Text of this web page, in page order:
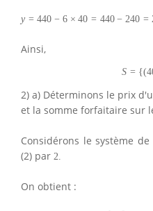
y = 440 − 6 × 40 = 440 − 240 =
Ainsi,
S = {(
2) a) Déterminons le prix
et la somme forfaitaire sur
Considérons le système
(2) par 2.
On obtient :